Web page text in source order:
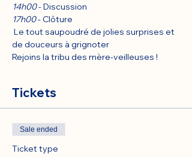
14h00 - Discussion
17h00 - Clôture
Le tout saupoudré de jolies surprises et
de douceurs à grignoter
Rejoins la tribu des mère-veilleuses !
Tickets
Sale ended
Ticket type